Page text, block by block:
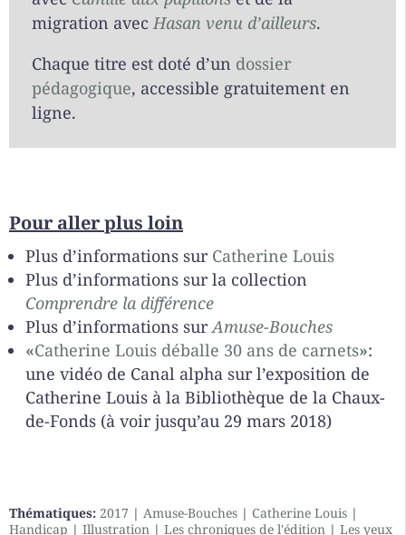
migration avec Hasan venu d’ailleurs.
Chaque titre est doté d’un dossier
pédagogique, accessible gratuitement en
ligne.
Pour aller plus loin
Plus d’informations sur Catherine Louis
Plus d’informations sur la collection
Comprendre la différence
Plus d’informations surAmuse-Bouches
«Catherine Louis déballe 30 ans de carnets»:
une vidéo de Canal alpha sur l’exposition de
Catherine Louis à la Bibliothèque de la Chaux-
de-Fonds (à voir jusqu’au 29 mars 2018)
Thématiques: 2017 | Amuse-Bouches | Catherine Louis |
Handicap | Illustration | Les chroniques de l'édition | Les yeux